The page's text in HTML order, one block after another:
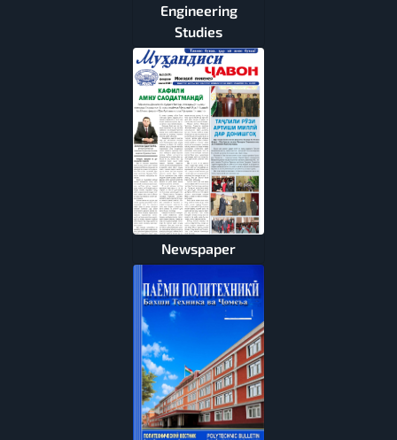
Engineering
Studies
Newspaper